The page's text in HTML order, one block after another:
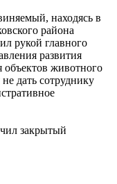
находясь в
района
рукой главного
развития
объектов животного
дать сотруднику
закрытый